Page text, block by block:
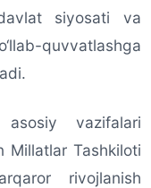
siyosati va
quvvatlashga
vazifalari
Millatlar Tashkiloti
rivojlanish